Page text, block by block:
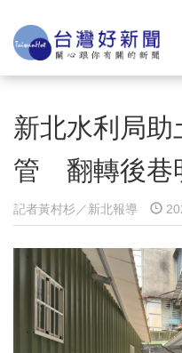
新北水利局
管 翻轉後巷
記者黃村杉／新北報導